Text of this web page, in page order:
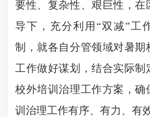
要性、复杂性、艰巨性，在
导下，充分利用“双减”工
制，就各自分管领域对暑期
工作做好谋划，结合实际制
校外培训治理工作方案，确
训治理工作有序、有力、有效